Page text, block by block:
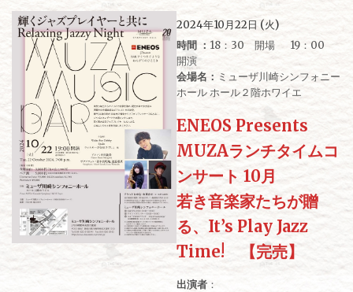
2024年10月22日 (火)
時間 ： 18：30 開場 19：00
開演
会場名： ミューザ川崎シンフォニー
ホール ホール２階ホワイエ
ENEOS Presents
MUZAランチタイムコ
ンサート 10月
若き音楽家たちが贈
る、It’s Play Jazz
Time! 【完売】
出演者 ：